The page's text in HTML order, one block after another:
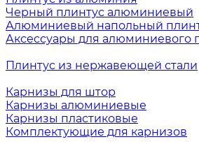
Черный плинтус алюминиевый
Алюминиевый напольный
Аксессуары для алюминиевого
Плинтус из нержавеющей стали
Карнизы для штор
Карнизы алюминиевые
Карнизы пластиковые
Комплектующие для карнизов